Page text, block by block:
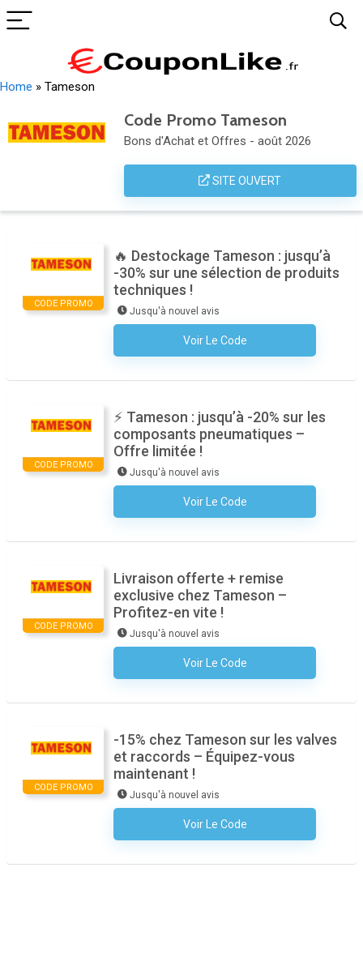
Home » Tameson
Code Promo Tameson
Bons d'Achat et Offres - août 2026
SITE OUVERT
CODE PROMO
🔥 Destockage Tameson : jusqu’à
-30% sur une sélection de produits
techniques !
Jusqu'à nouvel avis
Voir Le Code
Aucun Code N'est Nécessaire
CODE PROMO
⚡ Tameson : jusqu’à -20% sur les
composants pneumatiques –
Offre limitée !
Jusqu'à nouvel avis
Voir Le Code
Aucun Code N'est Nécessaire
CODE PROMO
Livraison offerte + remise
exclusive chez Tameson –
Profitez-en vite !
Jusqu'à nouvel avis
Voir Le Code
Aucun Code N'est Nécessaire
CODE PROMO
-15% chez Tameson sur les valves
et raccords – Équipez-vous
maintenant !
Jusqu'à nouvel avis
Voir Le Code
Aucun Code N'est Nécessaire